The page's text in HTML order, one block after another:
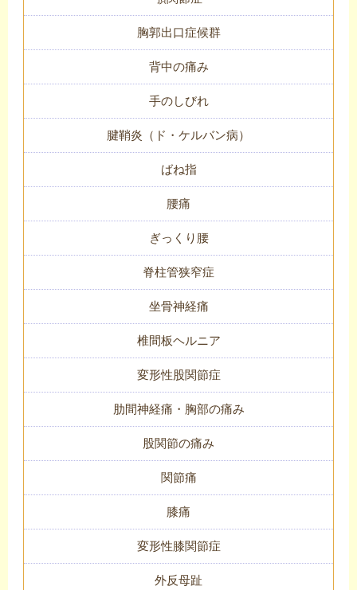
胸郭出口症候群
背中の痛み
手のしびれ
腱鞘炎（ド・ケルバン病）
ばね指
腰痛
ぎっくり腰
脊柱管狭窄症
坐骨神経痛
椎間板ヘルニア
変形性股関節症
肋間神経痛・胸部の痛み
股関節の痛み
関節痛
膝痛
変形性膝関節症
外反母趾